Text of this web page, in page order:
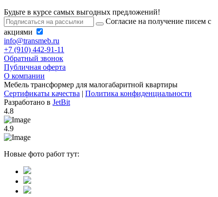
Будьте в курсе самых выгодных предложений!
Согласие на получение писем с
акциями
info@transmeb.ru
+7 (910) 442-91-11
Обратный звонок
Публичная оферта
О компании
Мебель трансформер для малогабаритной квартиры
Сертификаты качества | Политика конфиденциальности
Разработано в JetBit
4.8
4.9
Новые фото работ тут: